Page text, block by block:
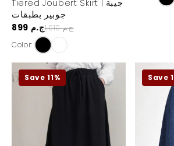
Tiered Joubert Skirt | جيبة
جوبير بطبقات
899 ج.م
1,010 ج.م
Color:
Save 11% Save